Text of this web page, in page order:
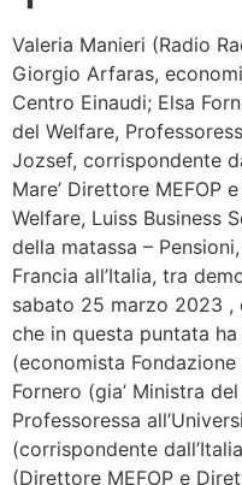
Valeria Manieri (Radio
Giorgio Arfaras,
Centro Einaudi; Elsa
del Welfare,
Jozsef, corrispondente
Mare’ Direttore MEFOP
Welfare, Luiss Business
della matassa –
Francia all’Italia, tra
sabato 25 marzo 2023 ,
che in questa puntata
(economista
Fornero (gia’ Ministra
Professoressa
(corrispondente
(Direttore MEFOP e